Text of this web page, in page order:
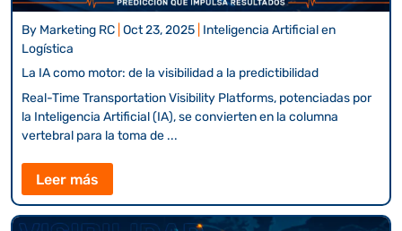
By Marketing RC Oct 23, 2025 Inteligencia Artificial en
Logística
La IA como motor: de la visibilidad a la predictibilidad
Real-Time Transportation Visibility Platforms, potenciadas por
la Inteligencia Artificial (IA), se convierten en la columna
vertebral para la toma de ...
Leer más